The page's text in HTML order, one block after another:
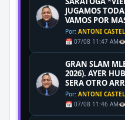
JUGAMOS
VAMOS POR
Por: ANTONI
📅 07/08 11:47 AM👁️
GRAN SLAM
2026). AYER
SERA OTRO
Por: ANTONI
📅 07/08 11:46 AM👁️